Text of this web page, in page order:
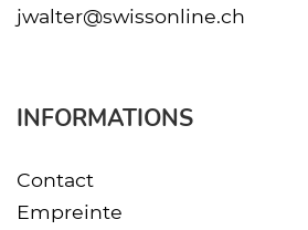
jwalter@swissonline.ch
INFORMATIONS
Contact
Empreinte